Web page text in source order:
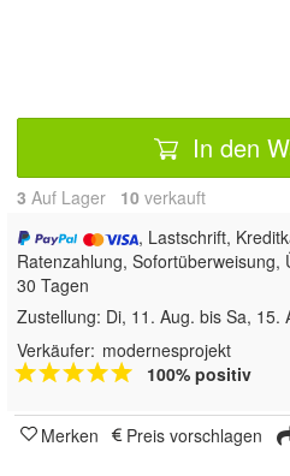
In den
3 Auf Lager 10 verkauft
, Lastschrift,
Ratenzahlung, Sofortüberweisung,
30 Tagen
Zustellung: Di, 11. Aug. bis Sa, 15.
Verkäufer: modernesprojekt
100% positiv
Merken Preis vorschlagen